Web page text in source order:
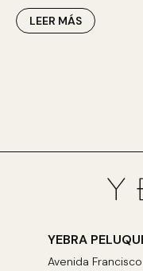
LEER MÁS
YEBRA
Avenida